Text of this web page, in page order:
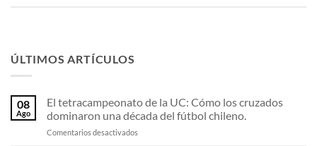
ÚLTIMOS ARTÍCULOS
08
Ago
El tetracampeonato de la UC: Cómo los cruzados
dominaron una década del fútbol chileno.
Comentarios desactivados